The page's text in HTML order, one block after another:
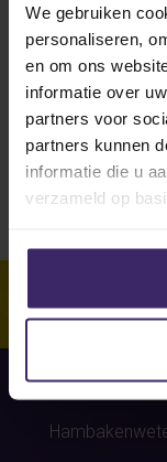
We gebruiken
personaliseren,
en om ons
informatie over
partners voor
partners kunnen
informatie die u
verzameld op
(Jurre
found.